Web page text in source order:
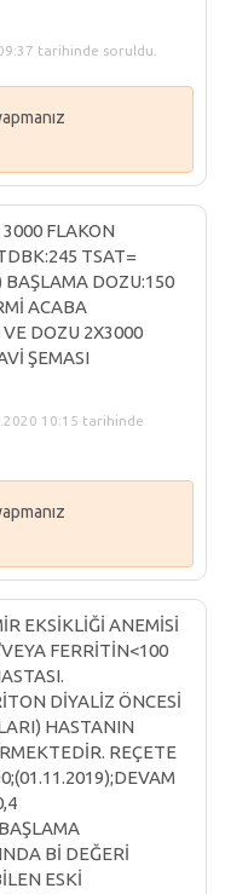
tarihinde soruldu.
FLAKON
TSAT=
DOZU:150
ACABA
DOZU 2X3000
ŞEMASI
10:15 tarihinde
EKSİKLİĞİ ANEMİSİ
FERRİTİN<100
DİYALİZ ÖNCESİ
HASTANIN
REÇETE
Bİ DEĞERİ
ESKİ